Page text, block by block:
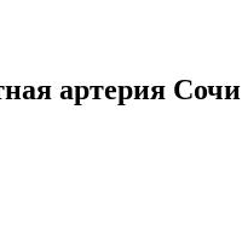
артерия Сочи